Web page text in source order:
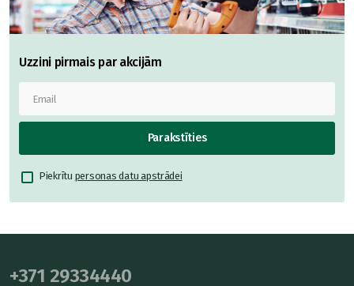
Uzzini pirmais par akcijām
Parakstīties
Piekrītu personas datu apstrādei
+371 29334440